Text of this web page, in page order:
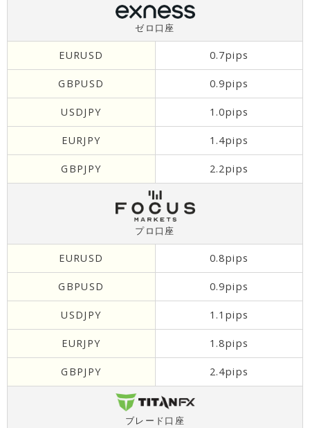
ゼロ口座
EURUSD 0.7pips
GBPUSD 0.9pips
USDJPY 1.0pips
EURJPY 1.4pips
GBPJPY 2.2pips
プロ口座
EURUSD 0.8pips
GBPUSD 0.9pips
USDJPY 1.1pips
EURJPY 1.8pips
GBPJPY 2.4pips
ブレード口座